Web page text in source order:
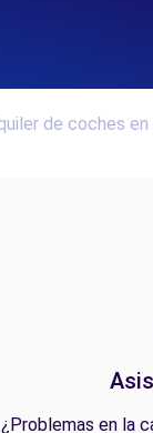
de coches en
¿Problemas en la